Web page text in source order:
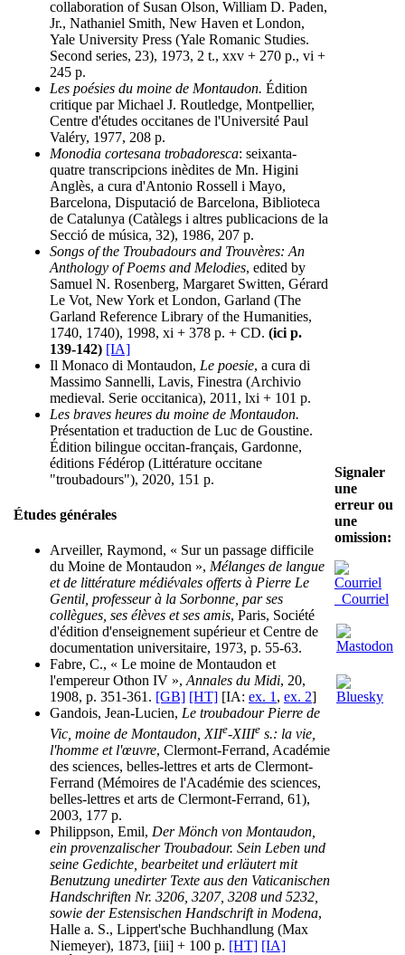
collaboration of Susan Olson, William D. Paden,
Jr., Nathaniel Smith, New Haven et London,
Yale University Press (Yale Romanic Studies.
Second series, 23), 1973, 2 t., xxv + 270 p., vi +
245 p.
Les poésies du moine de Montaudon. Édition
critique par Michael J. Routledge, Montpellier,
Centre d'études occitanes de l'Université Paul
Valéry, 1977, 208 p.
Monodia cortesana trobadoresca: seixanta-
quatre transcripcions inèdites de Mn. Higini
Anglès, a cura d'Antonio Rossell i Mayo,
Barcelona, Disputació de Barcelona, Biblioteca
de Catalunya (Catàlegs i altres publicacions de la
Secció de música, 32), 1986, 207 p.
Songs of the Troubadours and Trouvères: An
Anthology of Poems and Melodies, edited by
Samuel N. Rosenberg, Margaret Switten, Gérard
Le Vot, New York et London, Garland (The
Garland Reference Library of the Humanities,
1740, 1740), 1998, xi + 378 p. + CD. (ici p.
139-142) [IA]
Il Monaco di Montaudon, Le poesie, a cura di
Massimo Sannelli, Lavis, Finestra (Archivio
medieval. Serie occitanica), 2011, lxi + 101 p.
Les braves heures du moine de Montaudon.
Présentation et traduction de Luc de Goustine.
Édition bilingue occitan-français, Gardonne,
éditions Fédérop (Littérature occitane
"troubadours"), 2020, 151 p.
Études générales
Arveiller, Raymond, « Sur un passage difficile
du Moine de Montaudon », Mélanges de langue
et de littérature médiévales offerts à Pierre Le
Gentil, professeur à la Sorbonne, par ses
collègues, ses élèves et ses amis, Paris, Société
d'édition d'enseignement supérieur et Centre de
documentation universitaire, 1973, p. 55-63.
Fabre, C., « Le moine de Montaudon et
l'empereur Othon IV », Annales du Midi, 20,
1908, p. 351-361. [GB] [HT] [IA: ex. 1 , ex. 2]
Gandois, Jean-Lucien, Le troubadour Pierre de
Vic, moine de Montaudon, XIIe-XIIIe s.: la vie,
l'homme et l'œuvre, Clermont-Ferrand, Académie
des sciences, belles-lettres et arts de Clermont-
Ferrand (Mémoires de l'Académie des sciences,
belles-lettres et arts de Clermont-Ferrand, 61),
2003, 177 p.
Philippson, Emil, Der Mönch von Montaudon,
ein provenzalischer Troubadour. Sein Leben und
seine Gedichte, bearbeitet und erläutert mit
Benutzung unedirter Texte aus den Vaticanischen
Handschriften Nr. 3206, 3207, 3208 und 5232,
sowie der Estensischen Handschrift in Modena,
Halle a. S., Lippert'sche Buchhandlung (Max
Niemeyer), 1873, [iii] + 100 p. [HT] [IA]
Signaler
une
erreur ou
une
omission:
Courriel